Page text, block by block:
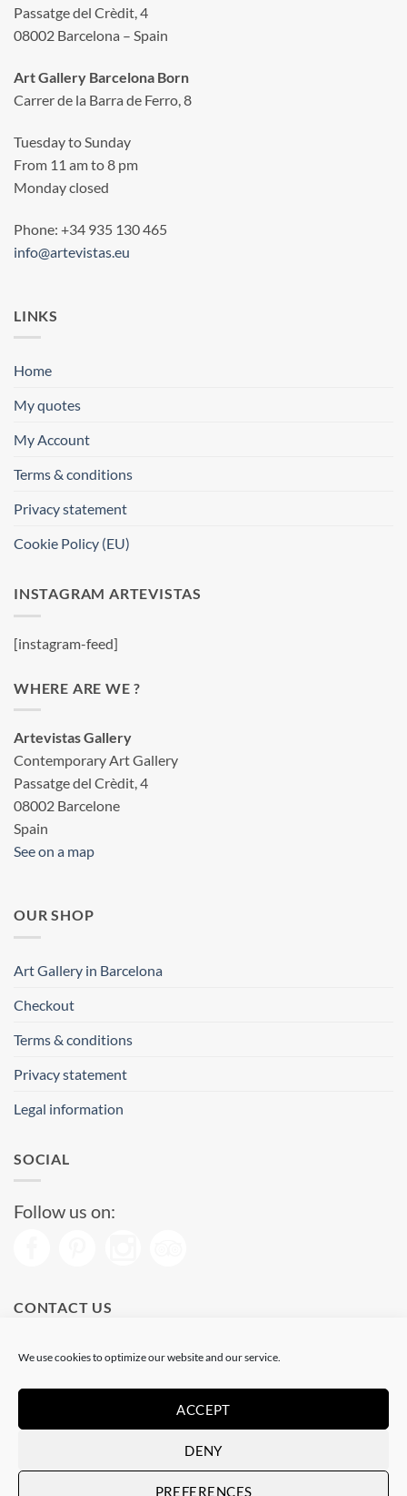
We use cookies to optimize our website and our service.
ACCEPT
DENY
PREFERENCES
Passatge del Crèdit, 4
08002 Barcelona – Spain
Art Gallery Barcelona Born
Carrer de la Barra de Ferro, 8
Tuesday to Sunday
From 11 am to 8 pm
Monday closed
Phone: +34 935 130 465
info@artevistas.eu
LINKS
Home
My quotes
My Account
Terms & conditions
Privacy statement
Cookie Policy (EU)
INSTAGRAM ARTEVISTAS
[instagram-feed]
WHERE ARE WE ?
Artevistas Gallery
Contemporary Art Gallery
Passatge del Crèdit, 4
08002 Barcelone
Spain
See on a map
OUR SHOP
Art Gallery in Barcelona
Checkout
Terms & conditions
Privacy statement
Legal information
SOCIAL
Follow us on:
CONTACT US
Phone: (+34) 93 513 04 65
Visa PayPal Stripe